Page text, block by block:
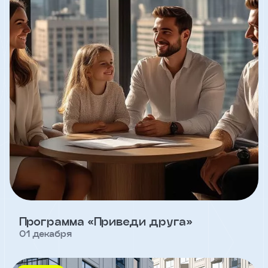
Программа «Приведи друга»
01 декабря
Клиент
ФИО
Телефон
Добавить
участника
Агент
Фамилия